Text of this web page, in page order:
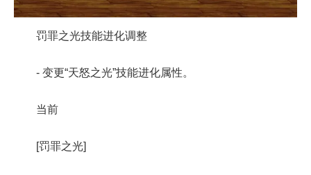
罚罪之光技能进化调整
- 变更“天怒之光”技能进化属性。
当前
[罚罪之光]